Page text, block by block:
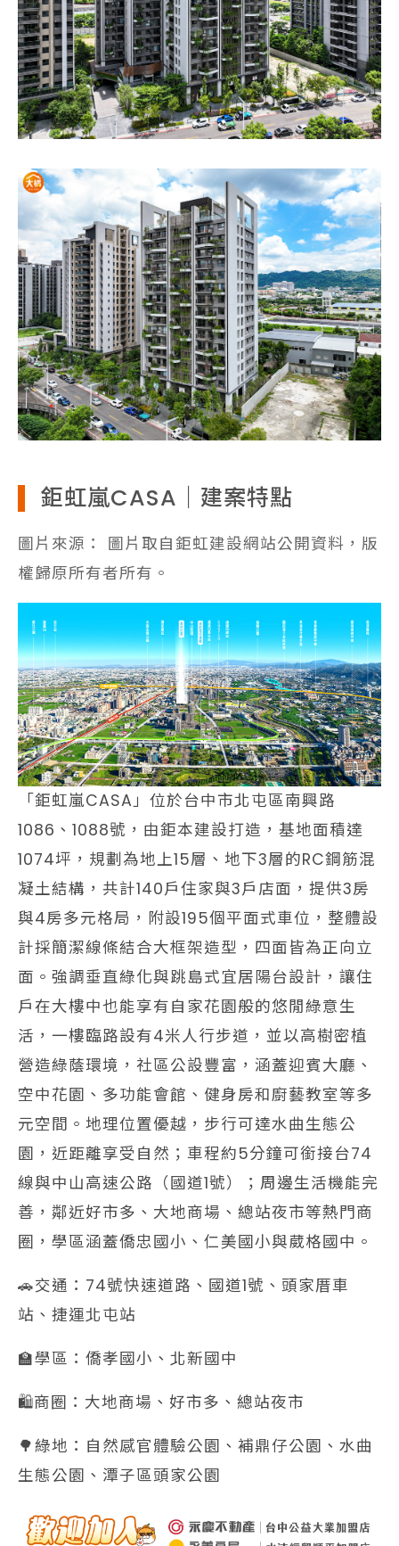
鉅虹嵐CASA｜建案特點
圖片來源： 圖片取自鉅虹建設網站公開資料，版
權歸原所有者所有。
「鉅虹嵐CASA」位於台中市北屯區南興路
1086、1088號，由鉅本建設打造，基地面積達
1074坪，規劃為地上15層、地下3層的RC鋼筋混
凝土結構，共計140戶住家與3戶店面，提供3房
與4房多元格局，附設195個平面式車位，整體設
計採簡潔線條結合大框架造型，四面皆為正向立
面。強調垂直綠化與跳島式宜居陽台設計，讓住
戶在大樓中也能享有自家花園般的悠閒綠意生
活，一樓臨路設有4米人行步道，並以高樹密植
營造綠蔭環境，社區公設豐富，涵蓋迎賓大廳、
空中花園、多功能會館、健身房和廚藝教室等多
元空間。地理位置優越，步行可達水曲生態公
園，近距離享受自然；車程約5分鐘可銜接台74
線與中山高速公路（國道1號）；周邊生活機能完
善，鄰近好市多、大地商場、總站夜市等熱門商
圈，學區涵蓋僑忠國小、仁美國小與葳格國中。
🚗交通：74號快速道路、國道1號、頭家厝車
站、捷運北屯站
🏫學區：僑孝國小、北新國中
🛍️商圈：大地商場、好市多、總站夜市
🌳綠地：自然感官體驗公園、補鼎仔公園、水曲
生態公園、潭子區頭家公園